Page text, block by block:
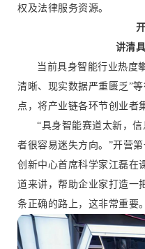
权及法律服务资源。
讲清
当前具身智能行业热度
清晰、现实数据严重匮乏”
点，将产业链各环节创业者
“具身智能赛道太新，
者很容易迷失方向。”开营
创新中心首席科学家江磊在
道来讲，帮助企业家打造一
条正确的路上，这非常重要